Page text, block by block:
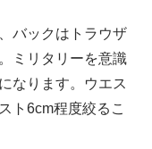
バックはトラウザ
ミリタリーを意識
なります。ウエス
ト6cm程度絞るこ